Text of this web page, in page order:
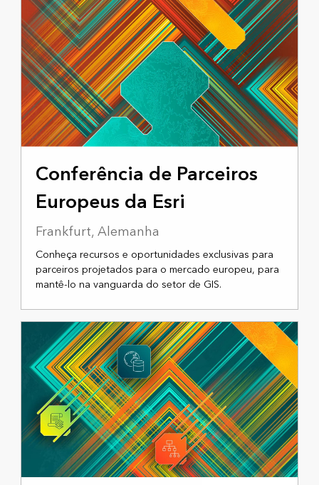
17 A 18 DE NOVEMBRO DE 2025
Conferência de Parceiros
Europeus da Esri
Frankfurt, Alemanha
Conheça recursos e oportunidades exclusivas para
parceiros projetados para o mercado europeu, para
mantê-lo na vanguarda do setor de GIS.